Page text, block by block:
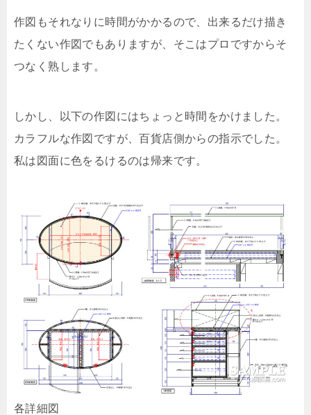
作図もそれなりに時間がかかるので、出来るだけ描き
たくない作図でもありますが、そこはプロですからそ
つなく熟します。
しかし、以下の作図にはちょっと時間をかけました。
カラフルな作図ですが、百貨店側からの指示でした。
私は図面に色をるけるのは帰来です。
各詳細図